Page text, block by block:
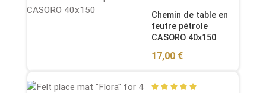
Average rating of 5 out of 5
Chemin de table en
feutre pétrole
CASORO 40x150
Regular price:
17,00 €